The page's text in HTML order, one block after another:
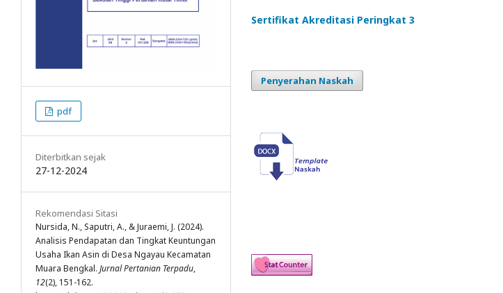
pdf
Diterbitkan sejak
27-12-2024
Rekomendasi Sitasi
Nursida, N., Saputri, A., & Juraemi, J. (2024).
Analisis Pendapatan dan Tingkat Keuntungan
Usaha Ikan Asin di Desa Ngayau Kecamatan
Muara Bengkal. Jurnal Pertanian Terpadu,
12(2), 151-162.
Sertifikat Akreditasi Peringkat 3
Penyerahan Naskah